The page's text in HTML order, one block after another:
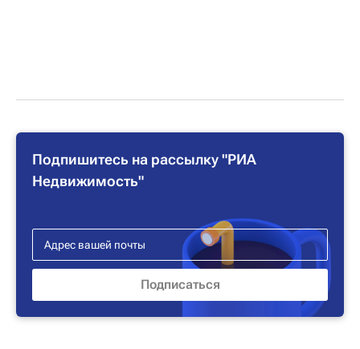
Подпишитесь на рассылку "РИА
Недвижимость"